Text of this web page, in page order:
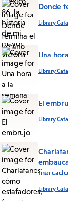
Donde
Library
Una
Library
El
Library
Library